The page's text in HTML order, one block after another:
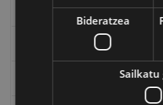
Txostenak eta dokumentuak
Bideratzea
Sailkatu